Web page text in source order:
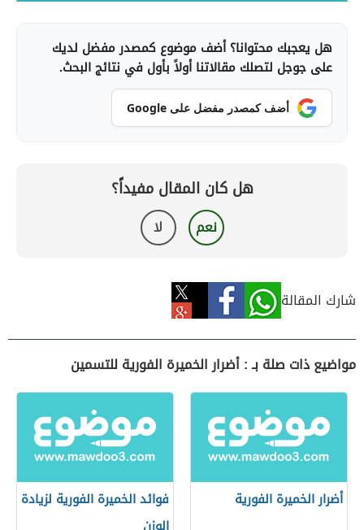
هل يعجبك محتوانا؟ أضف موضوع كمصدر مفضل لديك
على جوجل لتصلك مقالاتنا أولاً بأول في نتائج البحث.
أضف كمصدر مفضل على Google
هل كان المقال مفيداً؟
نعم لا
شارك المقالة
مواضيع ذات صلة بـ : أضرار الخميرة الفورية للتسمين
أضرار الخميرة الفورية
فوائد الخميرة الفورية لزيادة